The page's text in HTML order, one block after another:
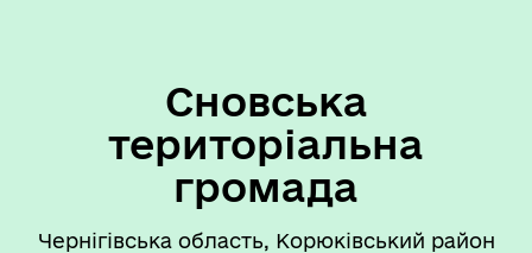
Сновська
територіальна
громада
Чернігівська область, Корюківський район